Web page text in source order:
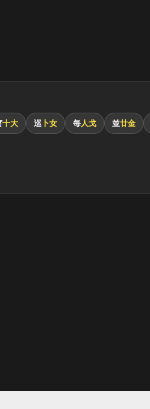
十大 巡 卜女 每人戈 並廿金